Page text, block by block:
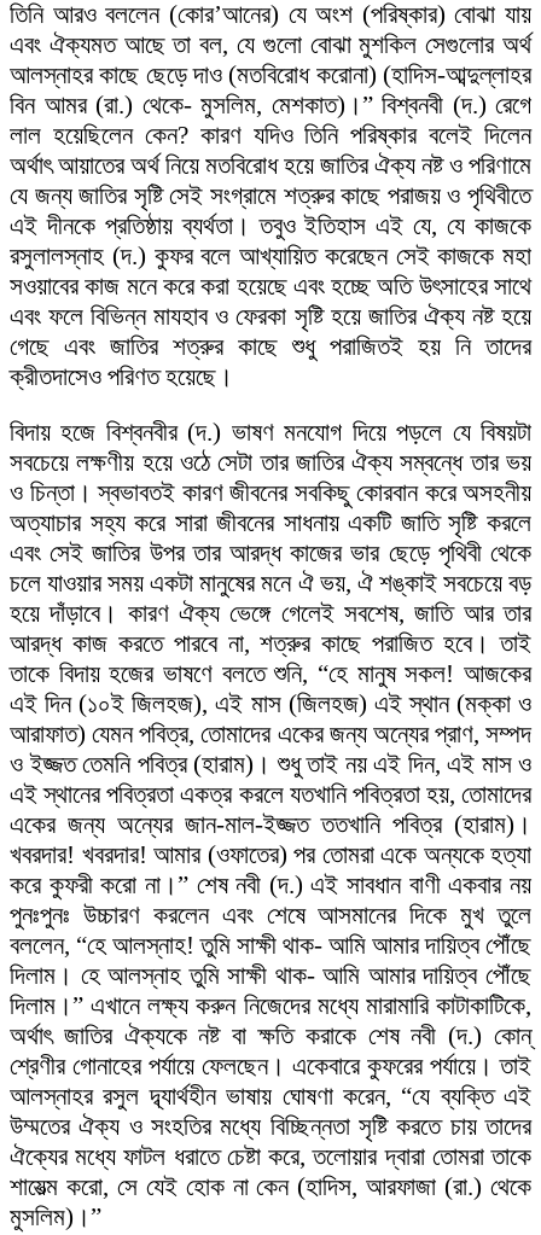
তিনি আরও বললেন (কোর’আনের) যে অংশ (পরিষ্কার) বোঝা যায়
এবং ঐক্যমত আছে তা বল, যে গুলো বোঝা মুশকিল সেগুলোর অর্থ
আলস্নাহর কাছে ছেড়ে দাও (মতবিরোধ করোনা) (হাদিস-আব্দুল্লাহর
বিন আমর (রা.) থেকে- মুসলিম, মেশকাত)।” বিশ্বনবী (দ.) রেগে
লাল হয়েছিলেন কেন? কারণ যদিও তিনি পরিষ্কার বলেই দিলেন
অর্থাৎ আয়াতের অর্থ নিয়ে মতবিরোধ হয়ে জাতির ঐক্য নষ্ট ও পরিণামে
যে জন্য জাতির সৃষ্টি সেই সংগ্রামে শত্রুর কাছে পরাজয় ও পৃথিবীতে
এই দীনকে প্রতিষ্ঠায় ব্যর্থতা। তবুও ইতিহাস এই যে, যে কাজকে
রসুলালস্নাহ (দ.) কুফর বলে আখ্যায়িত করেছেন সেই কাজকে মহা
সওয়াবের কাজ মনে করে করা হয়েছে এবং হচ্ছে অতি উৎসাহের সাথে
এবং ফলে বিভিন্ন মাযহাব ও ফেরকা সৃষ্টি হয়ে জাতির ঐক্য নষ্ট হয়ে
গেছে এবং জাতির শত্রুর কাছে শুধু পরাজিতই হয় নি তাদের
ক্রীতদাসেও পরিণত হয়েছে।
বিদায় হজে বিশ্বনবীর (দ.) ভাষণ মনযোগ দিয়ে পড়লে যে বিষয়টা
সবচেয়ে লক্ষণীয় হয়ে ওঠে সেটা তার জাতির ঐক্য সম্বন্ধে তার ভয়
ও চিন্তা। স্বভাবতই কারণ জীবনের সবকিছু কোরবান করে অসহনীয়
অত্যাচার সহ্য করে সারা জীবনের সাধনায় একটি জাতি সৃষ্টি করলে
এবং সেই জাতির উপর তার আরদ্ধ কাজের ভার ছেড়ে পৃথিবী থেকে
চলে যাওয়ার সময় একটা মানুষের মনে ঐ ভয়, ঐ শঙ্কাই সবচেয়ে বড়
হয়ে দাঁড়াবে। কারণ ঐক্য ভেঙ্গে গেলেই সবশেষ, জাতি আর তার
আরদ্ধ কাজ করতে পারবে না, শত্রুর কাছে পরাজিত হবে। তাই
তাকে বিদায় হজের ভাষণে বলতে শুনি, “হে মানুষ সকল! আজকের
এই দিন (১০ই জিলহজ), এই মাস (জিলহজ) এই স্থান (মক্কা ও
আরাফাত) যেমন পবিত্র, তোমাদের একের জন্য অন্যের প্রাণ, সম্পদ
ও ইজ্জত তেমনি পবিত্র (হারাম)। শুধু তাই নয় এই দিন, এই মাস ও
এই স্থানের পবিত্রতা একত্র করলে যতখানি পবিত্রতা হয়, তোমাদের
একের জন্য অন্যের জান-মাল-ইজ্জত ততখানি পবিত্র (হারাম)।
খবরদার! খবরদার! আমার (ওফাতের) পর তোমরা একে অন্যকে হত্যা
করে কুফরী করো না।” শেষ নবী (দ.) এই সাবধান বাণী একবার নয়
পুনঃপুনঃ উচ্চারণ করলেন এবং শেষে আসমানের দিকে মুখ তুলে
বললেন, “হে আলস্নাহ! তুমি সাক্ষী থাক- আমি আমার দায়িত্ব পৌঁছে
দিলাম। হে আলস্নাহ তুমি সাক্ষী থাক- আমি আমার দায়িত্ব পৌঁছে
দিলাম।” এখানে লক্ষ্য করুন নিজেদের মধ্যে মারামারি কাটাকাটিকে,
অর্থাৎ জাতির ঐক্যকে নষ্ট বা ক্ষতি করাকে শেষ নবী (দ.) কোন্
শ্রেণীর গোনাহের পর্যায়ে ফেলছেন। একেবারে কুফরের পর্যায়ে। তাই
আলস্নাহর রসুল দ্ব্যার্থহীন ভাষায় ঘোষণা করেন, “যে ব্যক্তি এই
উম্মতের ঐক্য ও সংহতির মধ্যে বিচ্ছিন্নতা সৃষ্টি করতে চায় তাদের
ঐক্যের মধ্যে ফাটল ধরাতে চেষ্টা করে, তলোয়ার দ্বারা তোমরা তাকে
শায়েত্ম করো, সে যেই হোক না কেন (হাদিস, আরফাজা (রা.) থেকে
মুসলিম)।”